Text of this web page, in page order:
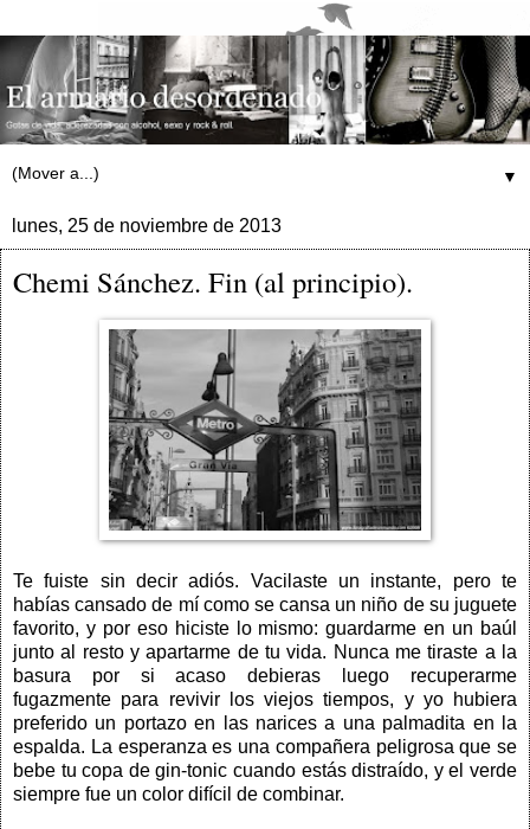
▼
lunes, 25 de noviembre de 2013
Chemi Sánchez. Fin (al principio).
Te fuiste sin decir adiós. Vacilaste un instante, pero te
habías cansado de mí como se cansa un niño de su juguete
favorito, y por eso hiciste lo mismo: guardarme en un baúl
junto al resto y apartarme de tu vida. Nunca me tiraste a la
basura por si acaso debieras luego recuperarme
fugazmente para revivir los viejos tiempos, y yo hubiera
preferido un portazo en las narices a una palmadita en la
espalda. La esperanza es una compañera peligrosa que se
bebe tu copa de gin-tonic cuando estás distraído, y el verde
siempre fue un color difícil de combinar.